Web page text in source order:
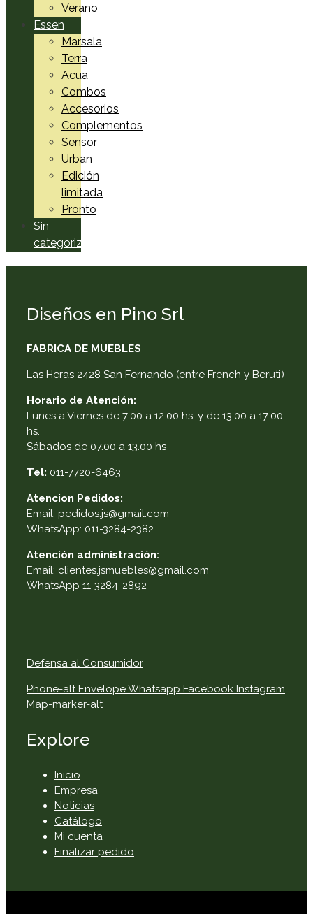
Verano
Essen
Marsala
Terra
Acua
Combos
Accesorios
Complementos
Sensor
Urban
Edición
limitada
Pronto
Sin
categorizar
Diseños en Pino Srl
FABRICA DE MUEBLES
Las Heras 2428 San Fernando (entre French y Beruti)
Horario de Atención:
Lunes a Viernes de 7:00 a 12:00 hs. y de 13:00 a 17:00
hs.
Sábados de 07.00 a 13.00 hs
Tel: 011-7720-6463
Atencion Pedidos:
Email: pedidos.js@gmail.com
WhatsApp: 011-3284-2382
Atención administración:
Email: clientes.jsmuebles@gmail.com
WhatsApp 11-3284-2892
Defensa al Consumidor
Phone-alt EnvelopeWhatsapp Facebook Instagram
Map-marker-alt
Explore
Inicio
Empresa
Noticias
Catálogo
Mi cuenta
Finalizar pedido